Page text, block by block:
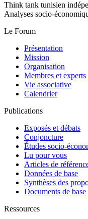
Think tank tunisien
Analyses socio-
Le Forum
Présentation
Mission
Organisation
Membres et experts
Vie associative
Calendrier
Publications
Exposés et débats
Conjoncture
Études socio-
Lu pour vous
Articles de
Données de base
Synthèses des
Documents de base
Ressources